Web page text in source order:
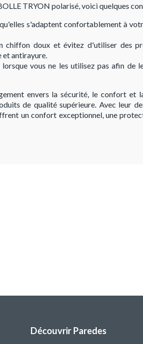
TRYON polarisé, voici quelques
s'adaptent confortablement à
chiffon doux et évitez d'utiliser des
antirayure.
vous ne les utilisez pas afin de
envers la sécurité, le confort et
de qualité supérieure. Avec leur
un confort exceptionnel, une
Découvrir Paredes